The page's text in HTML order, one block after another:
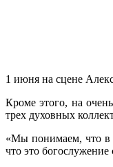
1 июня на сцене
Кроме этого, на
трех духовных
«Мы понимаем, что в
что это